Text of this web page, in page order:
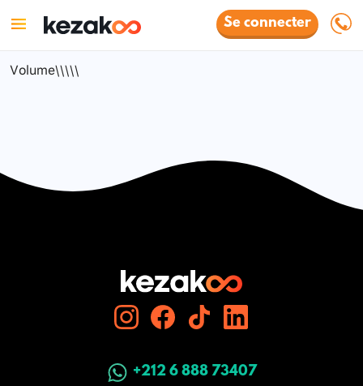
Se connecter
Volume\\\\\
+212 6 888 73407